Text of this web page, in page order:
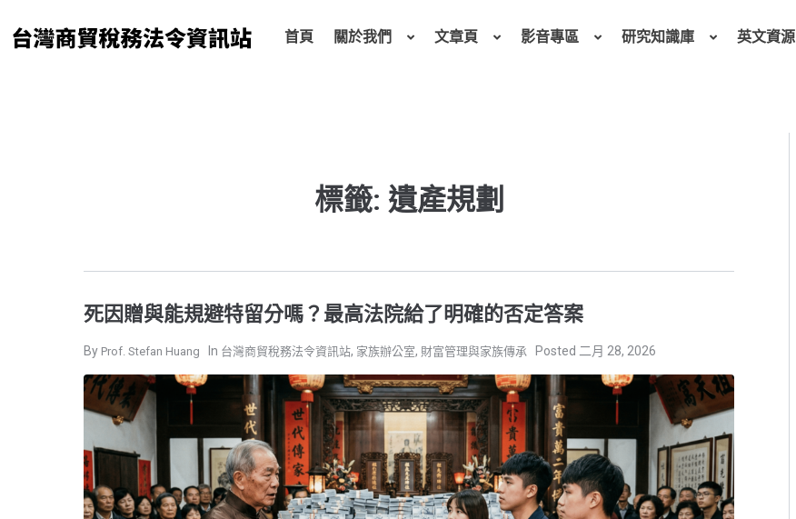
至
首頁 關於我們 文章頁 影音專區 研究知識庫 英文資源
標籤: 遺產規劃
死因贈與能規避特留分嗎？最高法院給了明確的否定答案
Prof. Stefan Huang 台灣商貿稅務法令資訊站, 家族辦公室, 財富管理與家族傳承 二月 28, 2026